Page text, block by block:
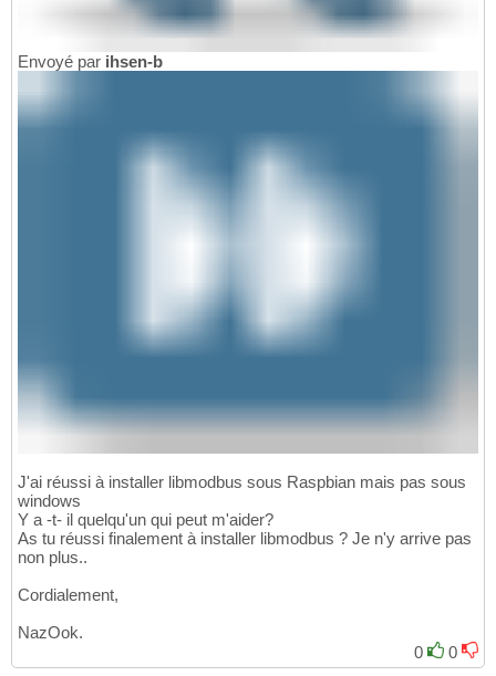
Envoyé par ihsen-b
J'ai réussi à installer libmodbus sous Raspbian mais pas sous
windows
Y a -t- il quelqu'un qui peut m'aider?
As tu réussi finalement à installer libmodbus ? Je n'y arrive pas
non plus..
Cordialement,
NazOok.
0
0